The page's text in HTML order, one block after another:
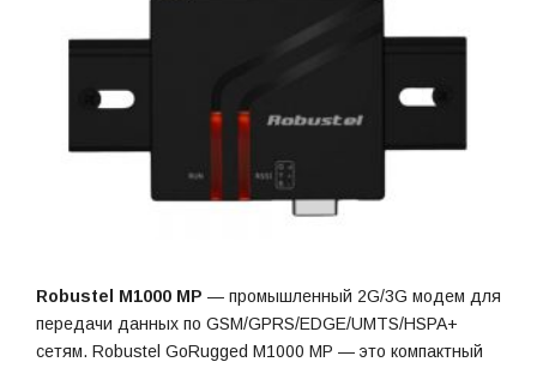
Robustel M1000 MP — промышленный 2G/3G модем для
передачи данных по GSM/GPRS/EDGE/UMTS/HSPA+
сетям. Robustel GoRugged M1000 MP — это компактный